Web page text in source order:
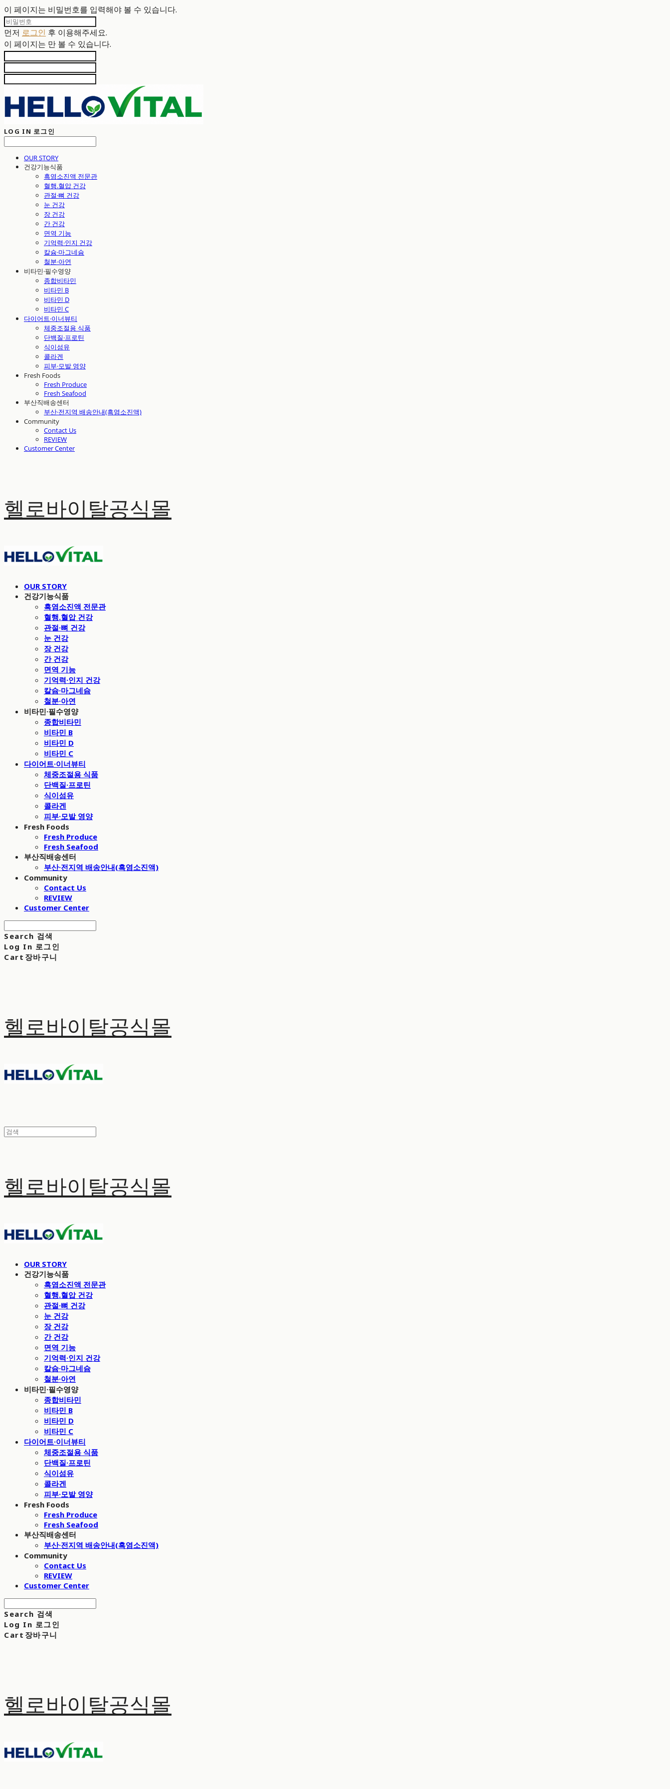
이 페이지는 비밀번호를 입력해야 볼 수 있습니다.
먼저 로그인 후 이용해주세요.
이 페이지는 만 볼 수 있습니다.
LOG IN 로그인
OUR STORY
건강기능식품
흑염소진액 전문관
혈행.혈압 건강
관절·뼈 건강
눈 건강
장 건강
간 건강
면역 기능
기억력·인지 건강
칼슘·마그네슘
철분·아연
비타민·필수영양
종합비타민
비타민 B
비타민 D
비타민 C
다이어트·이너뷰티
체중조절용 식품
단백질·프로틴
식이섬유
콜라겐
피부·모발 영양
Fresh Foods
Fresh Produce
Fresh Seafood
부산직배송센터
부산·전지역 배송안내(흑염소진액)
Community
Contact Us
REVIEW
Customer Center
헬로바이탈공식몰
OUR STORY
건강기능식품
흑염소진액 전문관
혈행.혈압 건강
관절·뼈 건강
눈 건강
장 건강
간 건강
면역 기능
기억력·인지 건강
칼슘·마그네슘
철분·아연
비타민·필수영양
종합비타민
비타민 B
비타민 D
비타민 C
다이어트·이너뷰티
체중조절용 식품
단백질·프로틴
식이섬유
콜라겐
피부·모발 영양
Fresh Foods
Fresh Produce
Fresh Seafood
부산직배송센터
부산·전지역 배송안내(흑염소진액)
Community
Contact Us
REVIEW
Customer Center
Search 검색
Log In 로그인
Cart 장바구니
헬로바이탈공식몰
헬로바이탈공식몰
OUR STORY
건강기능식품
흑염소진액 전문관
혈행.혈압 건강
관절·뼈 건강
눈 건강
장 건강
간 건강
면역 기능
기억력·인지 건강
칼슘·마그네슘
철분·아연
비타민·필수영양
종합비타민
비타민 B
비타민 D
비타민 C
다이어트·이너뷰티
체중조절용 식품
단백질·프로틴
식이섬유
콜라겐
피부·모발 영양
Fresh Foods
Fresh Produce
Fresh Seafood
부산직배송센터
부산·전지역 배송안내(흑염소진액)
Community
Contact Us
REVIEW
Customer Center
Search 검색
Log In 로그인
Cart 장바구니
헬로바이탈공식몰